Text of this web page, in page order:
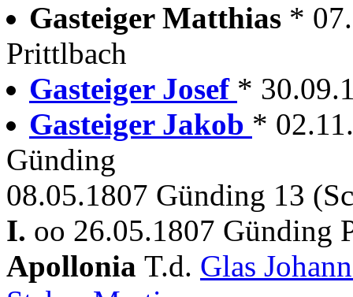
Gasteiger Matthias *
Prittlbach
Gasteiger Josef *
Gasteiger Jakob *
Günding
08.05.1807 Günding 13
I. oo 26.05.1807
Apollonia T.d. Glas